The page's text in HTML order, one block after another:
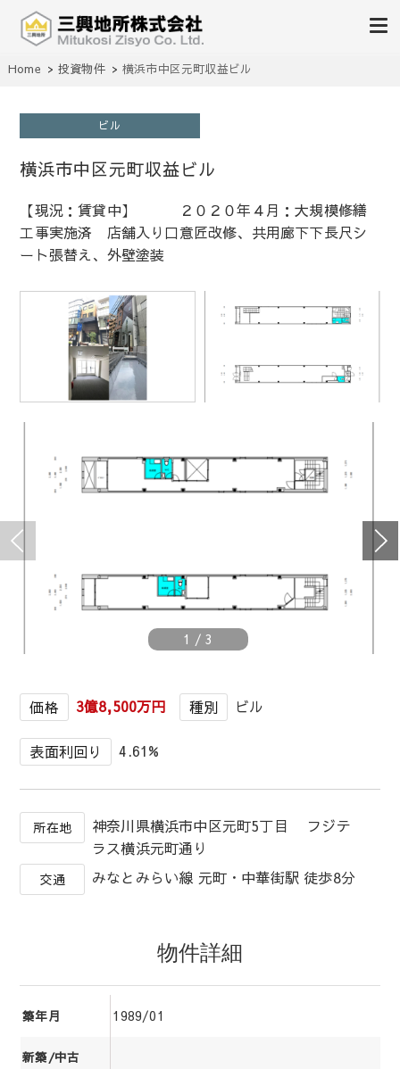
三興地所株式会社
不動産の売買、賃貸、仲介、管理
Home 投資物件 横浜市中区元町収益ビル
ビル
横浜市中区元町収益ビル
【現況：賃貸中】 ２０２０年４月：大規模修繕
工事実施済 店舗入り口意匠改修、共用廊下下長尺シ
ート張替え、外壁塗装
1 /3
価格 3億8,500万円 種別 ビル
表面利回り 4.61%
所在地
神奈川県横浜市中区元町5丁目 フジテ
ラス横浜元町通り
交通 みなとみらい線 元町・中華街駅 徒歩8分
物件詳細
築年月 1989/01
新築/中古